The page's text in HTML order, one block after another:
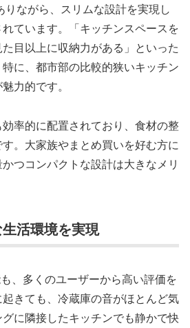
ながら、スリムな設計を実現し
ています。「キッチンスペースを
目以上に収納力がある」といった
に、都市部の比較的狭いキッチン
力的です。
率的に配置されており、食材の整
。大家族やまとめ買いを好む方に
つコンパクトな設計は大きなメリ
活環境を実現
、多くのユーザーから高い評価を
きても、冷蔵庫の音がほとんど気
に隣接したキッチンでも静かで快